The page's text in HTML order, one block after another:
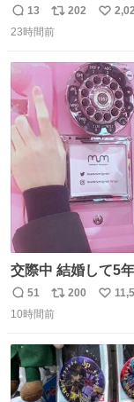
たの嬉しすぎる。
っぽく見えるってことよ。 令和の車の横
返
信
13
リ
ポ
数
202
い
数
23時間前
交際中 結婚して5年
返
信
51
リ
ポ
ト
数
200
い
数
10時間前